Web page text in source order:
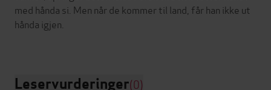
med hånda si. Men når de kommer til land, får han ikke ut
hånda igjen.
Leservurderinger(0)